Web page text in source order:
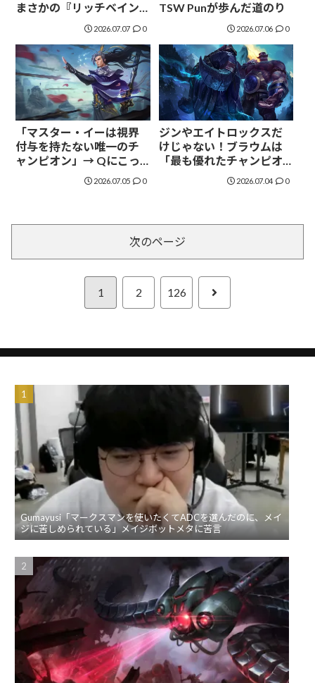
まさかの『リッチベイン
は罠』発言に海外コミュ
ニティ議論白熱
2026.07.07 0
TSW Punが歩んだ道のり
2026.07.06 0
「マスター・イーは視界
付与を持たない唯一のチ
ャンピオン」→ Qにこっ
そり視界付与がある事実
2026.07.05 0
ジンやエイトロックスだ
けじゃない！ブラウムは
「最も優れたチャンピオ
ンデザイン」の有力候補
2026.07.04 0
次のページ
1 2 126 次
Gumayusi「マークスマンを使いたくてADCを選んだのに、メイ
ジに苦しめられている」メイジボットメタに苦言